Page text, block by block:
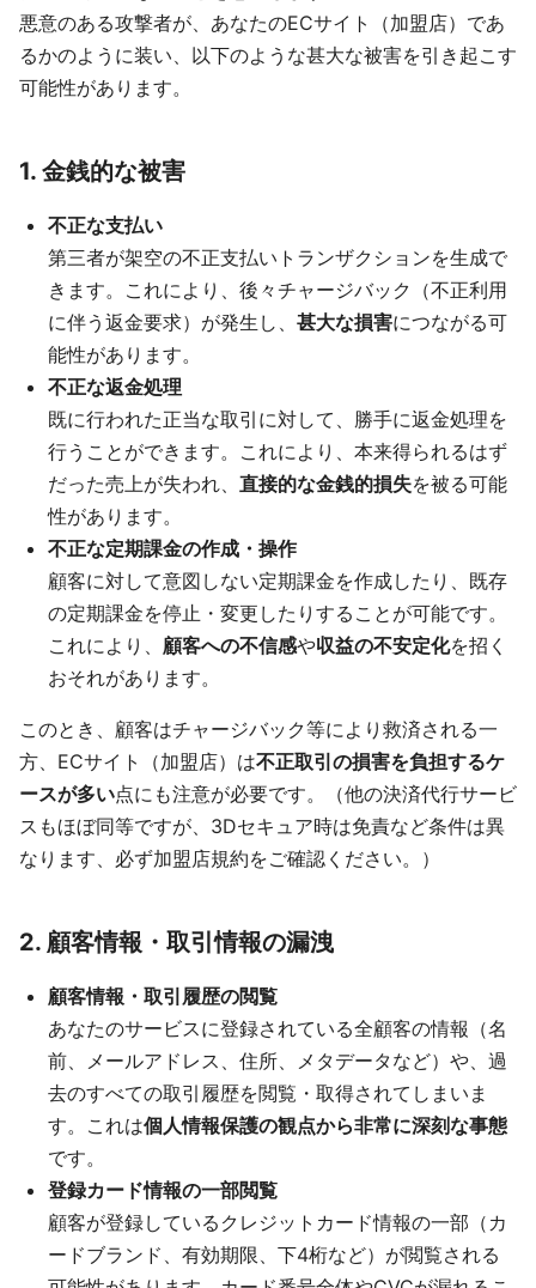
悪意のある攻撃者が、あなたのECサイト（加盟店）であ
るかのように装い、以下のような甚大な被害を引き起こす
可能性があります。
1. 金銭的な被害
不正な支払い
第三者が架空の不正支払いトランザクションを生成で
きます。これにより、後々チャージバック（不正利用
に伴う返金要求）が発生し、 甚大な損害につながる可
能性があります。
不正な返金処理
既に行われた正当な取引に対して、勝手に返金処理を
行うことができます。これにより、本来得られるはず
だった売上が失われ、 直接的な金銭的損失を被る可能
性があります。
不正な定期課金の作成・操作
顧客に対して意図しない定期課金を作成したり、既存
の定期課金を停止・変更したりすることが可能です。
これにより、 顧客への不信感や収益の不安定化を招く
おそれがあります。
このとき、顧客はチャージバック等により救済される一
方、ECサイト（加盟店）は不正取引の損害を負担するケ
ースが多い点にも注意が必要です。（他の決済代行サービ
スもほぼ同等ですが、3Dセキュア時は免責など条件は異
なります、必ず加盟店規約をご確認ください。）
2. 顧客情報・取引情報の漏洩
顧客情報・取引履歴の閲覧
あなたのサービスに登録されている全顧客の情報（名
前、メールアドレス、住所、メタデータなど）や、過
去のすべての取引履歴を閲覧・取得されてしまいま
す。これは個人情報保護の観点から非常に深刻な事態
です。
登録カード情報の一部閲覧
顧客が登録しているクレジットカード情報の一部（カ
ードブランド、有効期限、下4桁など）が閲覧される